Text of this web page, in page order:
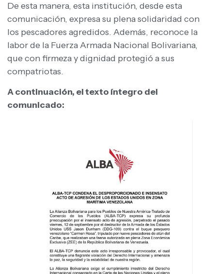
De esta manera, esta institución, desde esta
comunicación, expresa su plena solidaridad con
los pescadores agredidos. Además, reconoce la
labor de la Fuerza Armada Nacional Bolivariana,
que con firmeza y dignidad protegió a sus
compatriotas.
A continuación, el texto íntegro del
comunicado: